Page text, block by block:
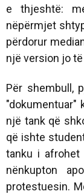
e thjeshtë:
nëpërmjet
përdorur
një version jo
Për shembull,
një tank që
që ishte
tanku i
nënkupton
protestuesin.